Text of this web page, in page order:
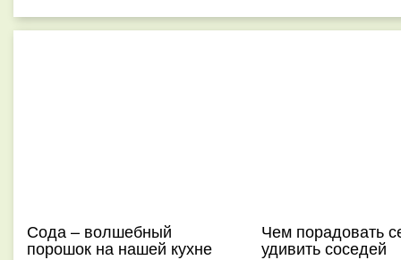
Сода – волшебный
порошок на нашей кухне
Чем порадовать
удивить соседей